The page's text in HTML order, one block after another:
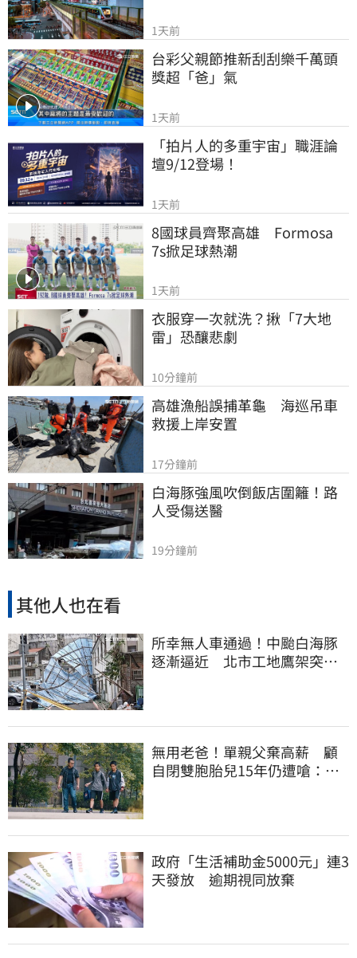
1天前
台彩父親節推新刮刮樂千萬頭
獎超「爸」氣
1天前
「拍片人的多重宇宙」職涯論
壇9/12登場！
1天前
8國球員齊聚高雄　Formosa
7s掀足球熱潮
1天前
衣服穿一次就洗？揪「7大地
雷」恐釀悲劇
10分鐘前
高雄漁船誤捕革龜　海巡吊車
救援上岸安置
17分鐘前
白海豚強風吹倒飯店圍籬！路
人受傷送醫
19分鐘前
其他人也在看
所幸無人車通過！中颱白海豚
逐漸逼近 北市工地鷹架突倒
無用老爸！單親父棄高薪 顧
自閉雙胞胎兒15年仍遭嗆：怎
政府「生活補助金5000元」連3
天發放 逾期視同放棄